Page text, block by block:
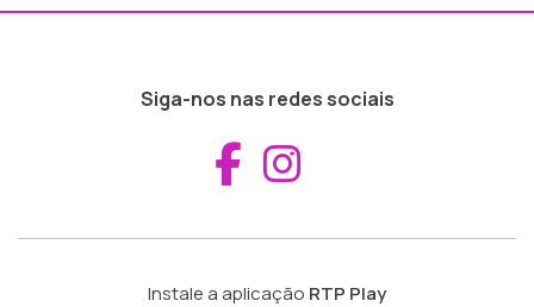
Siga-nos nas redes sociais
Aceder ao
Instale a aplicação RTP Play